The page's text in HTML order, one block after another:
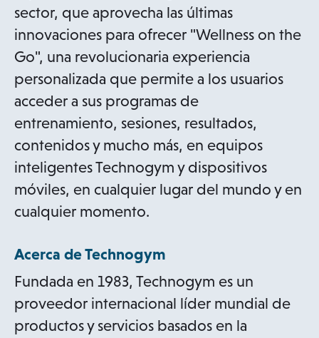
sector, que aprovecha las últimas
innovaciones para ofrecer "Wellness on the
Go", una revolucionaria experiencia
personalizada que permite a los usuarios
acceder a sus programas de
entrenamiento, sesiones, resultados,
contenidos y mucho más, en equipos
inteligentes Technogym y dispositivos
móviles, en cualquier lugar del mundo y en
cualquier momento.
Acerca de Technogym
Fundada en 1983, Technogym es un
proveedor internacional líder mundial de
productos y servicios basados en la